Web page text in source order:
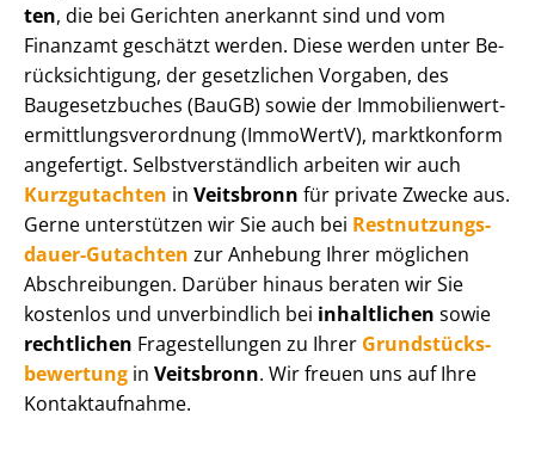
ten, die bei Gerichten anerkannt sind und vom
Finanzamt geschätzt werden. Diese werden unter Be­
rück­sich­ti­gung, der gesetzlichen Vorgaben, des
Baugesetzbuches (BauGB) sowie der Im­mo­bi­li­en­wert­
ermitt­lungs­ver­ord­nung (ImmoWertV), marktkonform
angefertigt. Selbst­ver­ständ­lich arbeiten wir auch
Kurzgutachten in Veitsbronn für private Zwecke aus.
Gerne unterstützen wir Sie auch bei Rest­nut­zungs­
dau­er-Gutachten zur Anhebung Ihrer möglichen
Abschreibungen. Darüber hinaus beraten wir Sie
kostenlos und unverbindlich bei inhaltlichen sowie
rechtlichen Fragestellungen zu Ihrer Grund­stücks­
be­wer­tung in Veitsbronn. Wir freuen uns auf Ihre
Kontaktaufnahme.